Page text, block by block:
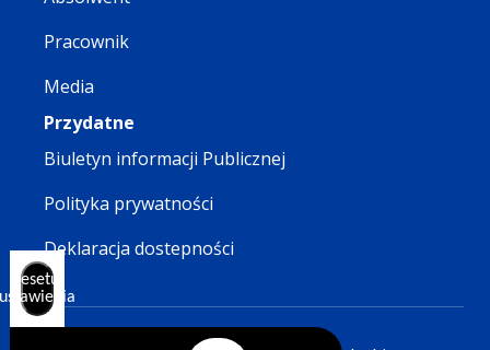
Pracownik
Media
Przydatne
Biuletyn informacji Publicznej
Polityka prywatności
Deklaracja dostepności
Resetuj
ustawienia